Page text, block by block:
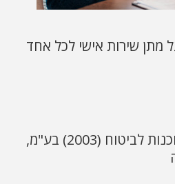
מתן שירות אישי לכל אחד
אגם לידרים (ישראל) סוכנות לביטוח (2003) בע"מ,